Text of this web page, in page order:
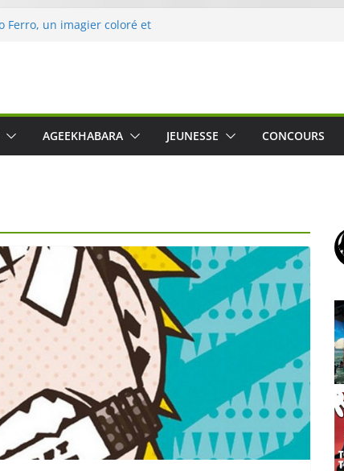
Ferro, un imagier coloré et
intime et engagée à
Water », le film concert
sur Prime Video le 6 octobre
540 Active : un casque audio
AGEEKHABARA JEUNESSE CONCOURS